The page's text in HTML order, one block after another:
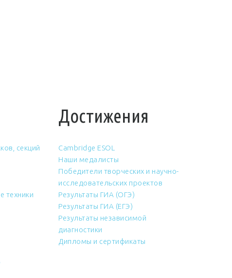
секций
техники
Достижения
Cambridge ESOL
Наши медалисты
Победители творческих и научно-
исследовательских проектов
Результаты ГИА (ОГЭ)
Результаты ГИА (ЕГЭ)
Результаты независимой
диагностики
Дипломы и сертификаты